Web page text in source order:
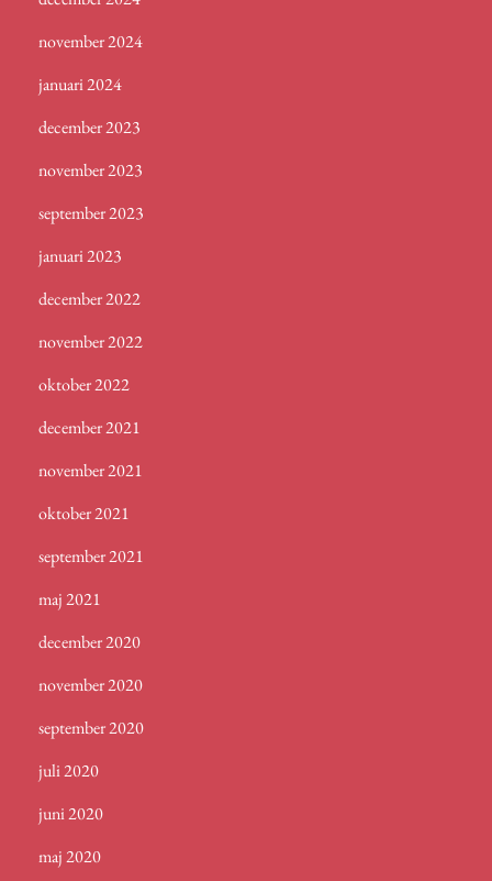
november 2024
januari 2024
december 2023
november 2023
september 2023
januari 2023
december 2022
november 2022
oktober 2022
december 2021
november 2021
oktober 2021
september 2021
maj 2021
december 2020
november 2020
september 2020
juli 2020
juni 2020
maj 2020